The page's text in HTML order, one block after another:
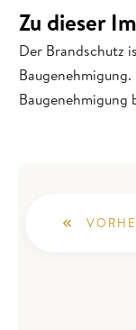
Zu dieser
Der Brandschutz
Baugenehmigung